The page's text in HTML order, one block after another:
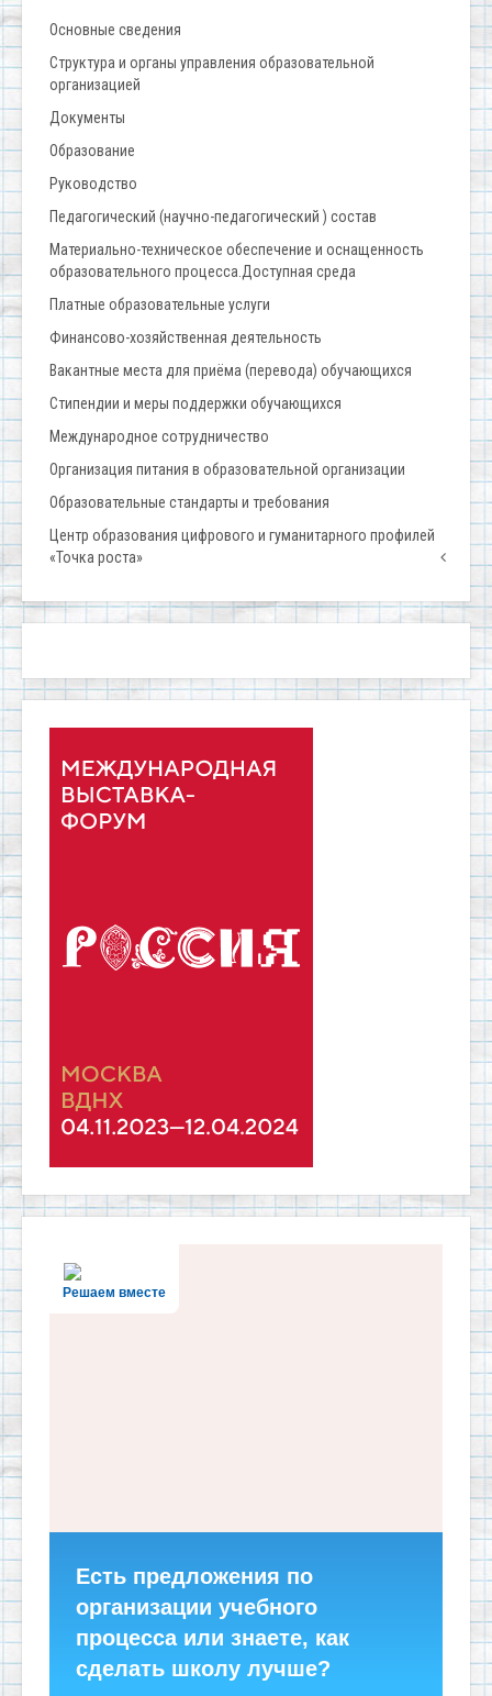
Основные сведения
Структура и органы управления образовательной
организацией
Документы
Образование
Руководство
Педагогический (научно-педагогический ) состав
Материально-техническое обеспечение и оснащенность
образовательного процесса.Доступная среда
Платные образовательные услуги
Финансово-хозяйственная деятельность
Вакантные места для приёма (перевода) обучающихся
Стипендии и меры поддержки обучающихся
Международное сотрудничество
Организация питания в образовательной организации
Образовательные стандарты и требования
Центр образования цифрового и гуманитарного профилей
«Точка роста»
Решаем вместе
Есть предложения по
организации учебного
процесса или знаете, как
сделать школу лучше?